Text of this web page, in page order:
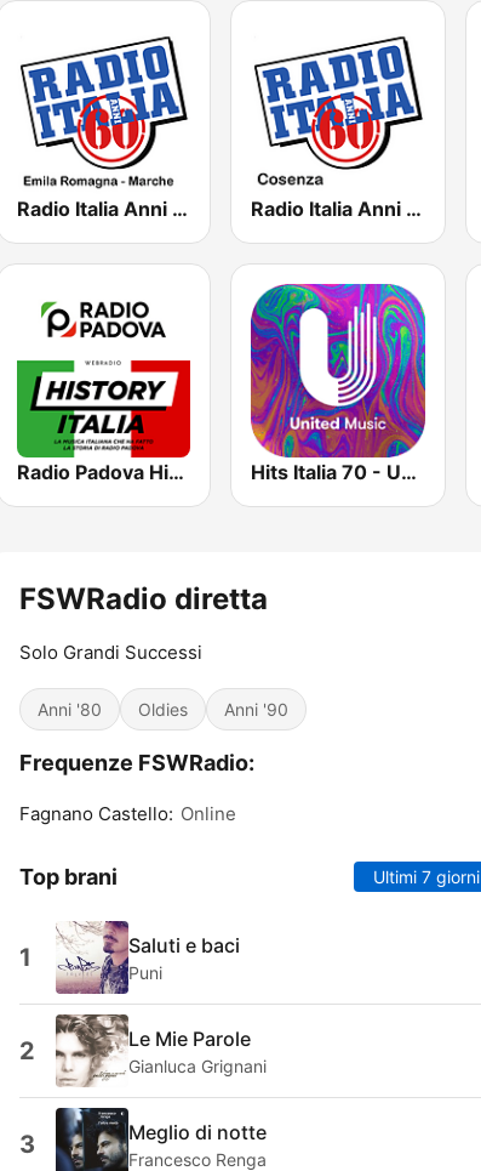
Radio Italia Anni 60 - Emilia Romagna Radio Italia Anni 60 - Cosenza
Radio Padova History Italia Hits Italia 70 - United Music
FSWRadio diretta
Solo Grandi Successi
Anni '80 Oldies Anni '90
Frequenze FSWRadio:
Fagnano Castello: Online
Top brani Ultimi 7 giorni
1 Saluti e baci
Puni
2 Le Mie Parole
Gianluca Grignani
3 Meglio di notte
Francesco Renga